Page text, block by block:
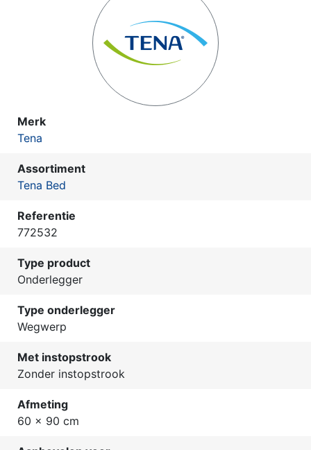
Merk
Tena
Assortiment
Tena Bed
Referentie
772532
Type product
Onderlegger
Type onderlegger
Wegwerp
Met instopstrook
Zonder instopstrook
Afmeting
60 x 90 cm